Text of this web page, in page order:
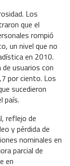
Los
que el
rompió
un nivel que no
en 2010.
usuarios con
por ciento. Los
sucedieron
país.
reflejo de
y pérdida de
nominales en
parcial de
en